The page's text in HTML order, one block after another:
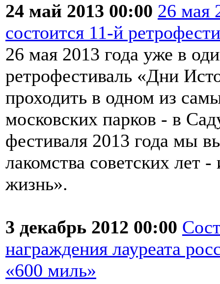
24 май 2013 00:00 26 мая
состоится 11-й
26 мая 2013 года уже в
ретрофестиваль «Дни
проходить в одном из
московских парков - в
фестиваля 2013 года мы
лакомства советских лет
жизнь».
3 декабрь 2012 00:00
награждения лауреата
«600 миль»